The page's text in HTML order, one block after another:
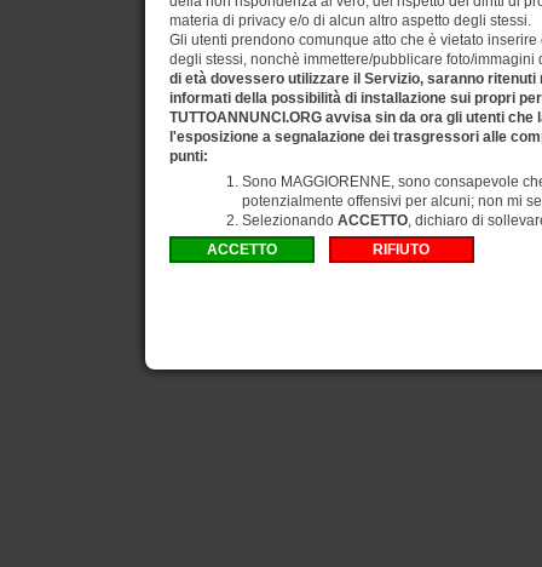
materia di privacy e/o di alcun altro aspetto degli stessi.
Gli utenti prendono comunque atto che è vietato
degli stessi, nonchè immettere/pubblicare foto/
di età dovessero utilizzare il Servizio, saranno
informati della possibilità di installazione sui propri
TUTTOANNUNCI.ORG avvisa sin da ora gli utenti
l'esposizione a segnalazione dei trasgressori alle
punti:
Sono MAGGIORENNE, sono consapevole
potenzialmente offensivi per alcuni; non mi
Selezionando ACCETTO, dichiaro di